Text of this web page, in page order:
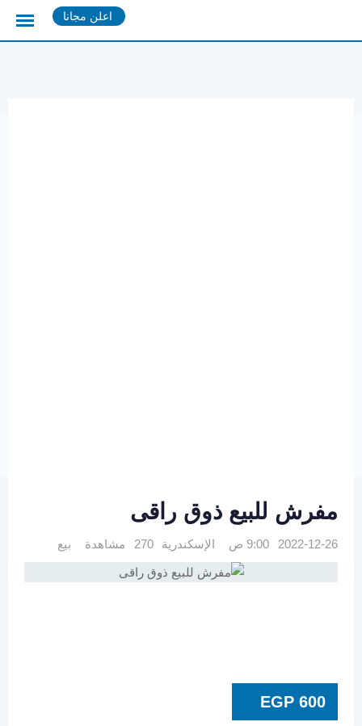
اعلن مجانا
مفرش للبيع ذوق راقى
2022-12-26 9:00 ص الإسكندرية 270 مشاهدة بيع
EGP 600